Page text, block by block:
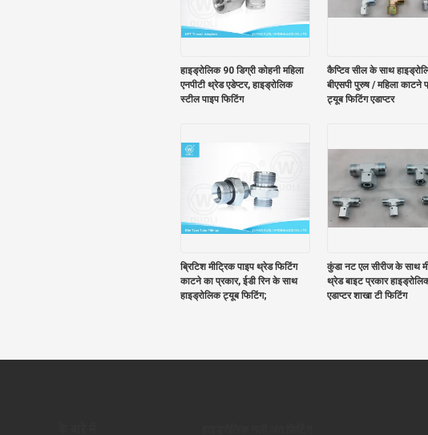
हाइड्रोलिक 90 डिग्री कोहनी महिला
एनपीटी थ्रेड एडेप्टर, हाइड्रोलिक
स्टील पाइप फिटिंग
कैप्टिव सील के साथ
बीएसपी पुरुष / महिला काटने
ट्यूब फिटिंग एडाप्टर
ब्रिटिश मीट्रिक पाइप थ्रेड फिटिंग
काटने का प्रकार, ईडी रिन के साथ
हाइड्रोलिक ट्यूब फिटिंग;
कुंडा नट एल सीरीज के साथ
थ्रेड बाइट प्रकार
एडाप्टर शाखा टी फिटिंग